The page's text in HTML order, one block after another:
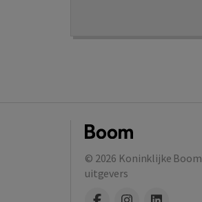
© 2026 Koninklijke Boom
uitgevers